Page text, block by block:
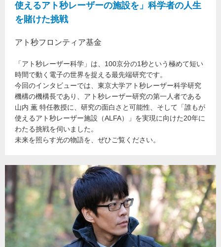
使えるアト秒レーザーの施設を」科学者の人生
を賭けた挑戦
アト秒フロンティア基金
「アト秒レーザー科学」は、100京分の1秒という極めて短い
時間で動く電子の世界を捉える最先端研究です。
今回のインタビューでは、東京大学アト秒レーザー科学研究
機構の機構長であり、アト秒レーザー研究の第一人者である
山内 薫 特任教授に、研究の面白さと可能性、そして「誰もが
使えるアト秒レーザー施設（ALFA）」を実現に向けた20年に
わたる挑戦を伺いました。
未来を照らす光の物語を、ぜひご覧ください。